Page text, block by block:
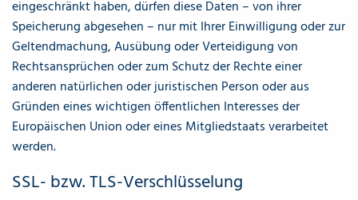
eingeschränkt haben, dürfen diese Daten – von ihrer
Speicherung abgesehen – nur mit Ihrer Einwilligung oder zur
Geltendmachung, Ausübung oder Verteidigung von
Rechtsansprüchen oder zum Schutz der Rechte einer
anderen natürlichen oder juristischen Person oder aus
Gründen eines wichtigen öffentlichen Interesses der
Europäischen Union oder eines Mitgliedstaats verarbeitet
werden.
SSL- bzw. TLS-Verschlüsselung